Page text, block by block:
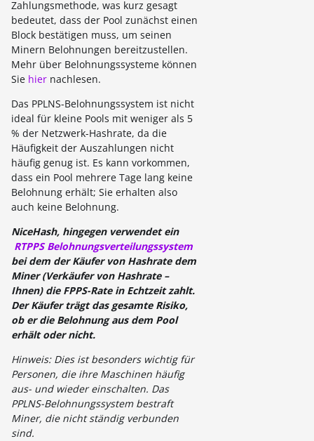
Zahlungsmethode, was kurz gesagt
bedeutet, dass der Pool zunächst einen
Block bestätigen muss, um seinen
Minern Belohnungen bereitzustellen.
Mehr über Belohnungssysteme können
Sie hier nachlesen.
Das PPLNS-Belohnungssystem ist nicht
ideal für kleine Pools mit weniger als 5
% der Netzwerk-Hashrate, da die
Häufigkeit der Auszahlungen nicht
häufig genug ist. Es kann vorkommen,
dass ein Pool mehrere Tage lang keine
Belohnung erhält; Sie erhalten also
auch keine Belohnung.
NiceHash, hingegen verwendet ein
RTPPS Belohnungsverteilungssystem
bei dem der Käufer von Hashrate dem
Miner (Verkäufer von Hashrate –
Ihnen) die FPPS-Rate in Echtzeit zahlt.
Der Käufer trägt das gesamte Risiko,
ob er die Belohnung aus dem Pool
erhält oder nicht.
Hinweis: Dies ist besonders wichtig für
Personen, die ihre Maschinen häufig
aus- und wieder einschalten. Das
PPLNS-Belohnungssystem bestraft
Miner, die nicht ständig verbunden
sind.